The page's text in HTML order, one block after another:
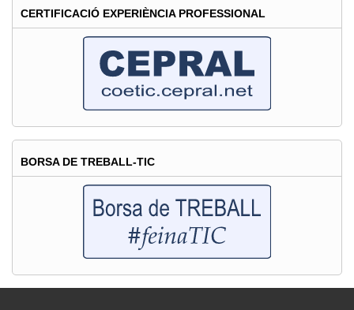
CERTIFICACIÓ EXPERIÈNCIA PROFESSIONAL
BORSA DE TREBALL-TIC